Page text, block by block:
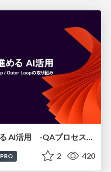
QAと開発の両側から進める AI活用 -QAプロセスAI支援ツールキットと Inner Loop / Outer Loopの取り組み-
PRO 2 420